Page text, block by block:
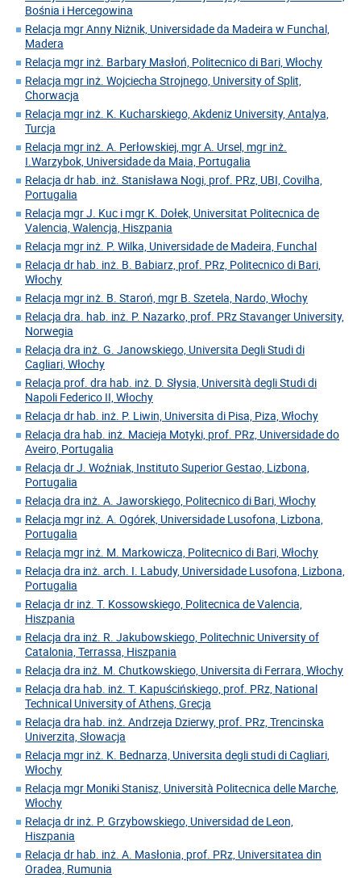
Bośnia i Hercegowina
Relacja mgr Anny Niżnik, Universidade da Madeira w Funchal,
Madera
Relacja mgr inż. Barbary Masłoń, Politecnico di Bari, Włochy
Relacja mgr inż. Wojciecha Strojnego, University of Split,
Chorwacja
Relacja mgr inż. K. Kucharskiego, Akdeniz University, Antalya,
Turcja
Relacja mgr inż. A. Perłowskiej, mgr A. Ursel, mgr inż.
I.Warzybok, Universidade da Maia, Portugalia
Relacja dr hab. inż. Stanisława Nogi, prof. PRz, UBI, Covilha,
Portugalia
Relacja mgr J. Kuc i mgr K. Dołek, Universitat Politecnica de
Valencia, Walencja, Hiszpania
Relacja mgr inż. P. Wilka, Universidade de Madeira, Funchal
Relacja dr hab. inż. B. Babiarz, prof. PRz, Politecnico di Bari,
Włochy
Relacja mgr inż. B. Staroń, mgr B. Szetela, Nardo, Włochy
Relacja dra. hab. inż. P. Nazarko, prof. PRz Stavanger University,
Norwegia
Relacja dra inż. G. Janowskiego, Universita Degli Studi di
Cagliari, Włochy
Relacja prof. dra hab. inż. D. Słysia, Università degli Studi di
Napoli Federico II, Włochy
Relacja dr hab. inż. P. Liwin, Universita di Pisa, Piza, Włochy
Relacja dra hab. inż. Macieja Motyki, prof. PRz, Universidade do
Aveiro, Portugalia
Relacja dr J. Woźniak, Instituto Superior Gestao, Lizbona,
Portugalia
Relacja dra inż. A. Jaworskiego, Politecnico di Bari, Włochy
Relacja mgr inż. A. Ogórek, Universidade Lusofona, Lizbona,
Portugalia
Relacja mgr inż. M. Markowicza, Politecnico di Bari, Włochy
Relacja dra inż. arch. I. Labudy, Universidade Lusofona, Lizbona,
Portugalia
Relacja dr inż. T. Kossowskiego, Politecnica de Valencia,
Hiszpania
Relacja dra inż. R. Jakubowskiego, Politechnic University of
Catalonia, Terrassa, Hiszpania
Relacja dra inż. M. Chutkowskiego, Universita di Ferrara, Włochy
Relacja dra hab. inż. T. Kapuścińskiego, prof. PRz, National
Technical University of Athens, Grecja
Relacja dra hab. inż. Andrzeja Dzierwy, prof. PRz, Trencinska
Univerzita, Słowacja
Relacja mgr inż. K. Bednarza, Universita degli studi di Cagliari,
Włochy
Relacja mgr Moniki Stanisz, Università Politecnica delle Marche,
Włochy
Relacja dr inż. P. Grzybowskiego, Universidad de Leon,
Hiszpania
Relacja dr hab. inż. A. Masłonia, prof. PRz, Universitatea din
Oradea, Rumunia